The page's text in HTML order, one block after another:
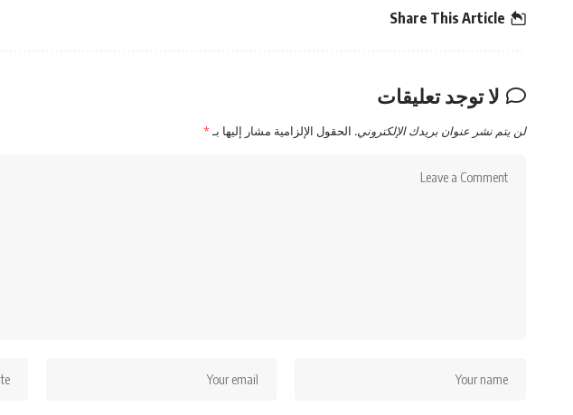
Share This Article
لا توجد تعليقات
لن يتم نشر عنوان بريدك الإلكتروني. الحقول الإلزامية مشار إليها بـ*